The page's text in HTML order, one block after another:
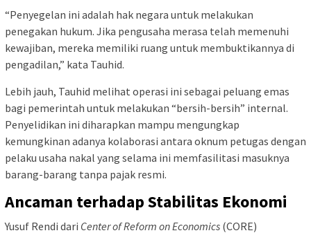
“Penyegelan ini adalah hak negara untuk melakukan
penegakan hukum. Jika pengusaha merasa telah memenuhi
kewajiban, mereka memiliki ruang untuk membuktikannya di
pengadilan,” kata Tauhid.
Lebih jauh, Tauhid melihat operasi ini sebagai peluang emas
bagi pemerintah untuk melakukan “bersih-bersih” internal.
Penyelidikan ini diharapkan mampu mengungkap
kemungkinan adanya kolaborasi antara oknum petugas dengan
pelaku usaha nakal yang selama ini memfasilitasi masuknya
barang-barang tanpa pajak resmi.
Ancaman terhadap Stabilitas Ekonomi
Yusuf Rendi dari Center of Reform on Economics (CORE)